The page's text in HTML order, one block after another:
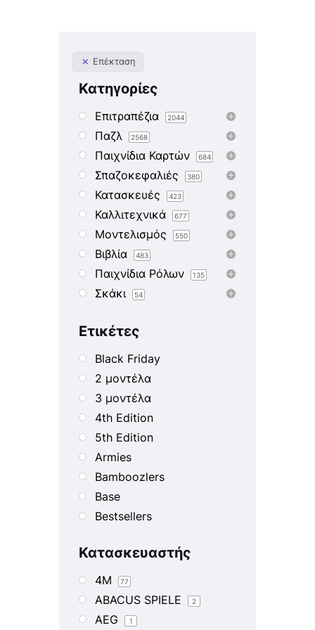
Επέκταση
Κατηγορίες
Επιτραπέζια 2044
Παζλ 2568
Παιχνίδια Καρτών 684
Σπαζοκεφαλιές 380
Κατασκευές 423
Καλλιτεχνικά 677
Μοντελισμός 550
Βιβλία 483
Παιχνίδια Ρόλων 135
Σκάκι 54
Ετικέτες
Black Friday
2 μοντέλα
3 μοντέλα
4th Edition
5th Edition
Armies
Bamboozlers
Base
Bestsellers
Book
Book 1
Book 2
Book 3
Κατασκευαστής
4M 77
ABACUS SPIELE 2
AEG 1